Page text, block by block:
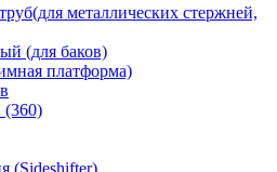
металлических стержней,
(для баков)
платформа)
(360)
(Sideshifter)